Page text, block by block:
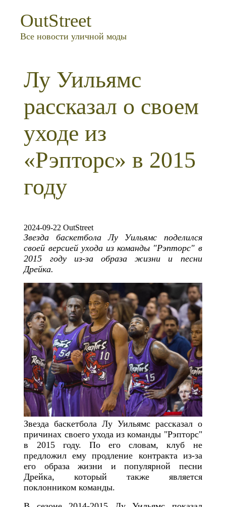
OutStreet
Все новости уличной моды
Лу Уильямс
рассказал о своем
уходе из
«Рэпторс» в 2015
году
2024-09-22 OutStreet
Звезда баскетбола Лу Уильямс поделился
своей версией ухода из команды "Рэпторс" в
2015 году из-за образа жизни и песни
Дрейка.
Звезда баскетбола Лу Уильямс рассказал о
причинах своего ухода из команды "Рэпторс"
в 2015 году. По его словам, клуб не
предложил ему продление контракта из-за
его образа жизни и популярной песни
Дрейка, который также является
поклонником команды.